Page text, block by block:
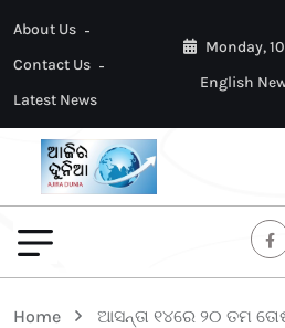
About Us
Contact Us
Latest News
Monday,
English
Home ଆସନ୍ତା ୧୪ରେ ୨୦ ତମ